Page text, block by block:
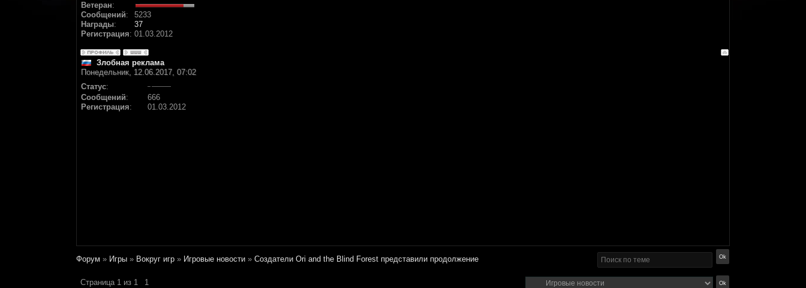
Ветеран:
Сообщений:
5233
Награды:
37
Регистрация: 01.03.2012
Злобная реклама
Понедельник, 12.06.2017, 07:02
Статус:
Сообщений:
666
Регистрация: 01.03.2012
Форум » Игры » Вокруг игр » Игровые новости » Создатели Ori and the Blind Forest представили продолжение
Страница 1 из 1 1